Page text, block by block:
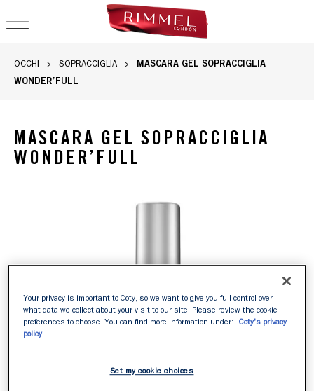
OPEN NAVIGATION
OCCHI SOPRACCIGLIA
MASCARA GEL SOPRACCIGLIA
WONDER’FULL
MASCARA GEL SOPRACCIGLIA
WONDER’FULL
Your privacy is important to Coty, so we want to give you full control over
what data we collect about your visit to our site. Please review the cookie
preferences to choose. You can find more information under:
Coty's privacy
policy
Set my cookie choices